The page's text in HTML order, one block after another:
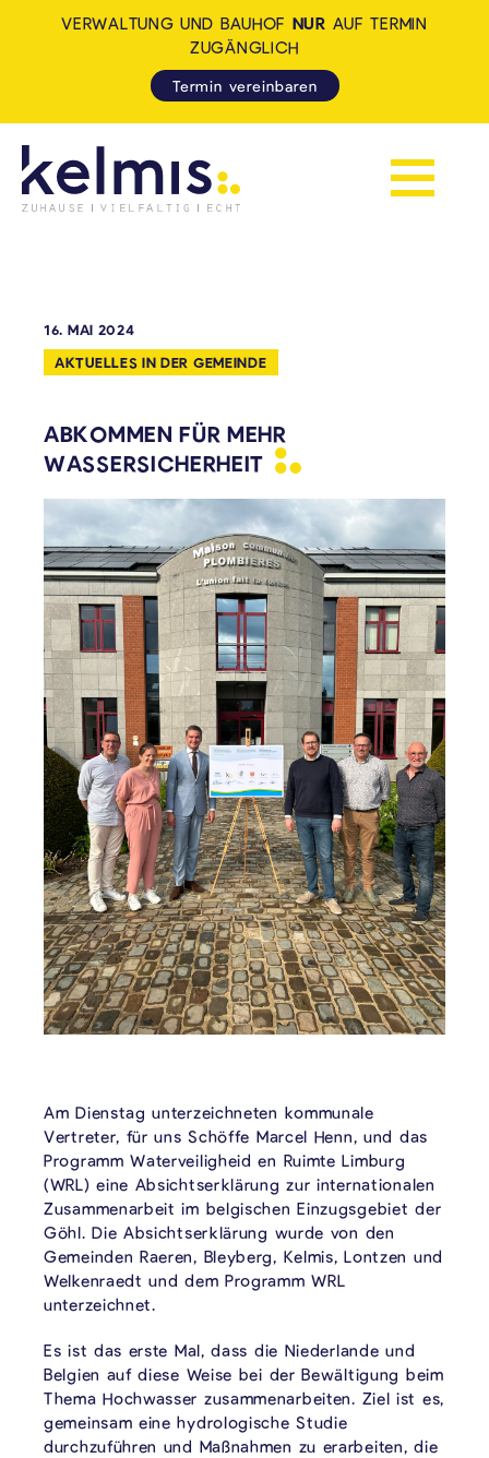
Navigation
VERWALTUNG UND BAUHOF NUR AUF TERMIN
ZUGÄNGLICH
Termin vereinbaren
16. MAI 2024
AKTUELLES IN DER GEMEINDE
ABKOMMEN FÜR MEHR
WASSERSICHERHEIT
Am Dienstag unterzeichneten kommunale
Vertreter, für uns Schöffe Marcel Henn, und das
Programm Waterveiligheid en Ruimte Limburg
(WRL) eine Absichtserklärung zur internationalen
Zusammenarbeit im belgischen Einzugsgebiet der
Göhl. Die Absichtserklärung wurde von den
Gemeinden Raeren, Bleyberg, Kelmis, Lontzen und
Welkenraedt und dem Programm WRL
unterzeichnet.
Es ist das erste Mal, dass die Niederlande und
Belgien auf diese Weise bei der Bewältigung beim
Thema Hochwasser zusammenarbeiten. Ziel ist es,
gemeinsam eine hydrologische Studie
durchzuführen und Maßnahmen zu erarbeiten, die